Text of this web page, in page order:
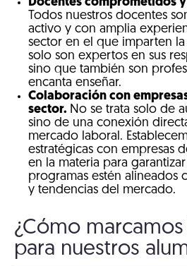
Todos nuestros docentes
activo y con amplia
sector en el que imparten
solo son expertos en sus
sino que también son
encanta enseñar.
Colaboración con
sector. No se trata solo de
sino de una conexión
mercado laboral.
estratégicas con empresas
en la materia para
programas estén alineados
y tendencias del mercado.
¿Cómo
para nuestros